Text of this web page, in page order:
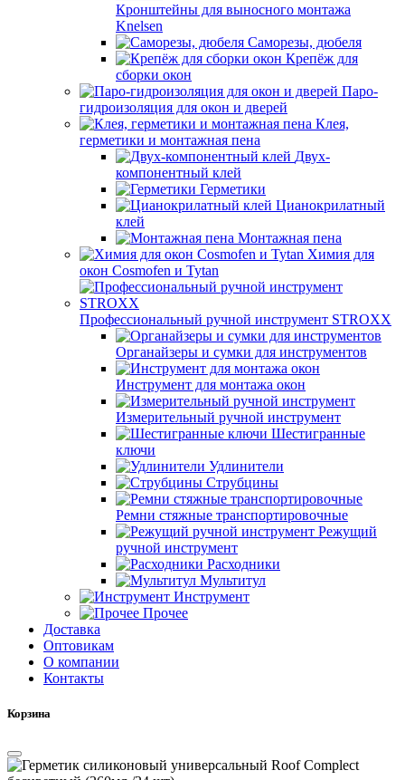
Кронштейны для выносного монтажа
Knelsen
Саморезы, дюбеля
Крепёж для
сборки окон
Паро-
гидроизоляция для окон и дверей
Клея,
герметики и монтажная пена
Двух-
компонентный клей
Герметики
Цианокрилатный
клей
Монтажная пена
Химия для
окон Cosmofen и Tytan
Профессиональный ручной инструмент STROXX
Органайзеры и сумки для инструментов
Инструмент для монтажа окон
Измерительный ручной инструмент
Шестигранные
ключи
Удлинители
Струбцины
Ремни стяжные транспортировочные
Режущий
ручной инструмент
Расходники
Мультитул
Инструмент
Прочее
Доставка
Оптовикам
О компании
Контакты
Корзина